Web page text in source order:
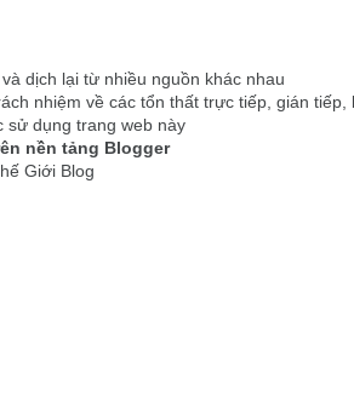
dịch lại từ nhiều nguồn khác nhau
nhiệm về các tổn thất trực tiếp, gián tiếp,
sử dụng trang web này
nền tảng Blogger
Giới Blog